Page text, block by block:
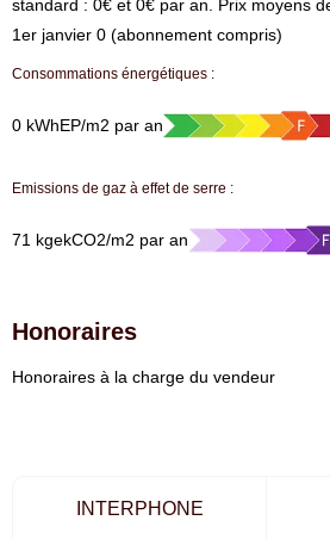
standard : 0€ et 0€ par an. Prix moyens
1er janvier 0 (abonnement compris)
Consommations énergétiques :
0 kWhEP/m2 par an
Emissions de gaz à effet de serre :
71 kgekCO2/m2 par an
Honoraires
Honoraires à la charge du vendeur
INTERPHONE